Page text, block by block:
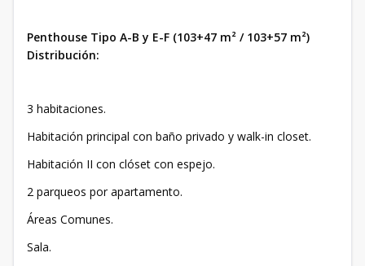
Penthouse Tipo A-B y E-F (103+47 m² / 103+57 m²)
Distribución:
3 habitaciones.
Habitación principal con baño privado y walk-in closet.
Habitación II con clóset con espejo.
2 parqueos por apartamento.
Áreas Comunes.
Sala.